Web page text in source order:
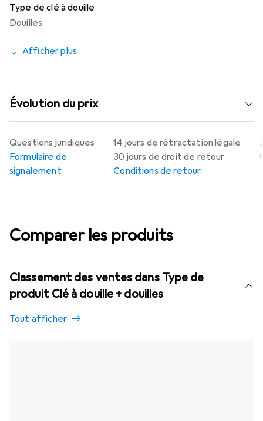
Type de clé à douille
Douilles
Afficher plus
Évolution du prix
14 jours de rétractation légale
30 jours de droit de retour
Conditions de retour
Questions juridiques
Formulaire de
signalement
Comparer les produits
Classement des ventes dans Type de
produit Clé à douille + douilles
Tout afficher